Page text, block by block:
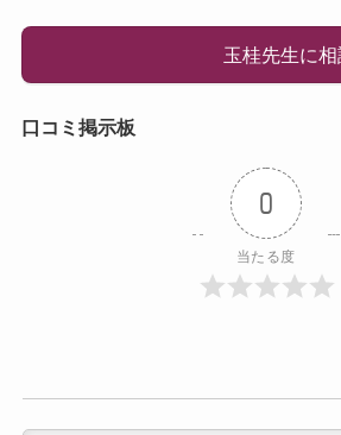
玉桂先生に相
口コミ掲示板
0
当たる度